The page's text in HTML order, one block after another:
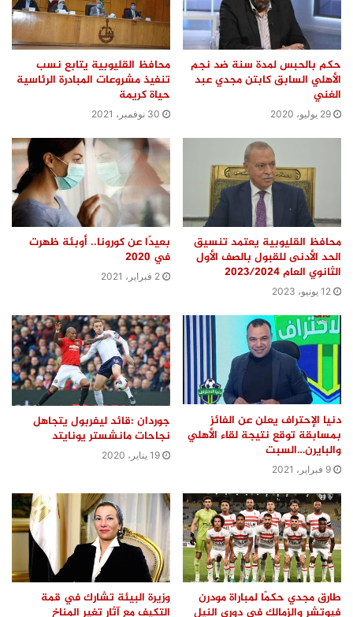
حكم بالحبس لمدة سنة ضد نجم
الأهلي السابق كابتن مجدي عبد
الغني
29 يوليو، 2020
محافظ القليوبية يتابع نسب
تنفيذ مشروعات المبادرة الرئاسية
حياة كريمة
30 نوفمبر، 2021
محافظ القليوبية يعتمد تنسيق
الحد الأدنى للقبول بالصف الأول
الثانوي العام 2023/2024
12 يونيو، 2023
بعيدًا عن كورونا.. أوبئة ظهرت
في 2020
2 فبراير، 2021
دنيا الإحتراف يعلن عن الفائز
بمسابقة توقع نتيجة لقاء الأهلي
والبايرن…السبت
9 فبراير، 2021
جوردان :قائد ليفربول يتجاهل
نجاحات مانشستر يونايتد
19 يناير، 2020
طارق مجدي حكمًا لمباراة مودرن
فيوتشر والزمالك في دوري النيل
وزيرة البيئة تشارك في قمة
التكيف مع آثار تغير المناخ